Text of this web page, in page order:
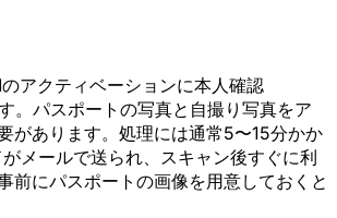
アクティベーションに本人確認
。パスポートの写真と自撮り写真をア
があります。処理には通常5〜15分かか
メールで送られ、スキャン後すぐに利
前にパスポートの画像を用意しておくと